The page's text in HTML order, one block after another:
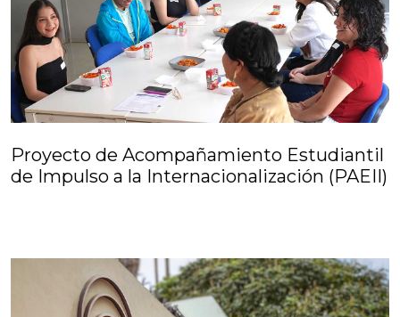
Proyecto de Acompañamiento Estudiantil
de Impulso a la Internacionalización (PAEII)